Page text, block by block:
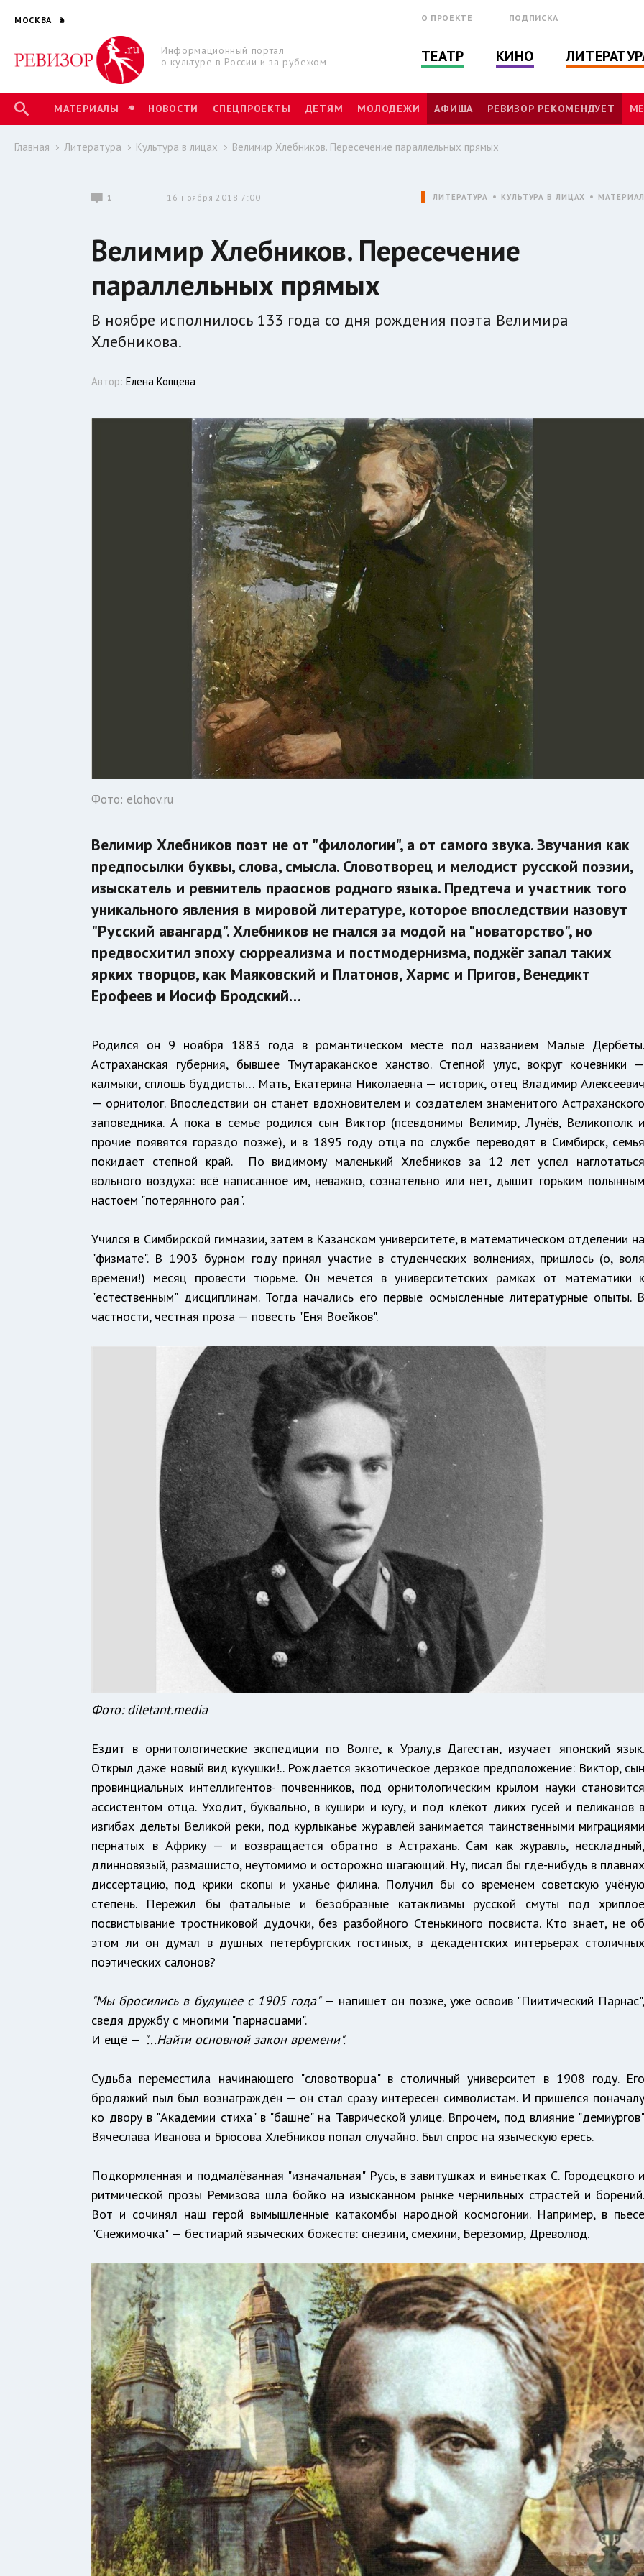
МОСКВА
Информационный портал
о культуре в России и за рубежом
О ПРОЕКТЕ ПОДПИСКА
ТЕАТР КИНО
МАТЕРИАЛЫ НОВОСТИ СПЕЦПРОЕКТЫ ДЕТЯМ МОЛОДЕЖИ АФИША РЕВИЗОР РЕКОМЕНДУЕТ
Главная Литература Культура в лицах Велимир Хлебников. Пересечение параллельных прямых
1 16 ноября 2018 7:00 ЛИТЕРАТУРА КУЛЬТУРА В ЛИЦАХ МАТЕРИАЛ
Велимир Хлебников. Пересечение
параллельных прямых
В ноябре исполнилось 133 года со дня рождения поэта Велимира
Хлебникова.
Автор:Елена Копцева
Фото: elohov.ru
Велимир Хлебников поэт не от "филологии", а от самого звука. Звучания как
предпосылки буквы, слова, смысла. Словотворец и мелодист русской поэзии,
изыскатель и ревнитель праоснов родного языка. Предтеча и участник того
уникального явления в мировой литературе, которое впоследствии назовут
"Русский авангард". Хлебников не гнался за модой на "новаторство", но
предвосхитил эпоху сюрреализма и постмодернизма, поджёг запал таких
ярких творцов, как Маяковский и Платонов, Хармс и Пригов, Венедикт
Ерофеев и Иосиф Бродский…
Родился он 9 ноября 1883 года в романтическом месте под названием Малые Дербеты.
Астраханская губерния, бывшее Тмутараканское ханство. Степной улус, вокруг кочевники —
калмыки, сплошь буддисты… Мать, Екатерина Николаевна — историк, отец Владимир Алексеевич
— орнитолог. Впоследствии он станет вдохновителем и создателем знаменитого Астраханского
заповедника. А пока в семье родился сын Виктор (псевдонимы Велимир, Лунёв, Великополк и
прочие появятся гораздо позже), и в 1895 году отца по службе переводят в Симбирск, семья
покидает степной край. По видимому маленький Хлебников за 12 лет успел наглотаться
вольного воздуха: всё написанное им, неважно, сознательно или нет, дышит горьким полынным
настоем "потерянного рая".
Учился в Симбирской гимназии, затем в Казанском университете, в математическом отделении на
"физмате". В 1903 бурном году принял участие в студенческих волнениях, пришлось (о, воля
времени!) месяц провести тюрьме. Он мечется в университетских рамках от математики к
"естественным" дисциплинам. Тогда начались его первые осмысленные литературные опыты. В
частности, честная проза — повесть "Еня Воейков".
Фото: diletant.media
Ездит в орнитологические экспедиции по Волге, к Уралу,в Дагестан, изучает японский язык.
Открыл даже новый вид кукушки!.. Рождается экзотическое дерзкое предположение: Виктор, сын
провинциальных интеллигентов- почвенников, под орнитологическим крылом науки становится
ассистентом отца. Уходит, буквально, в кушири и кугу, и под клёкот диких гусей и пеликанов в
изгибах дельты Великой реки, под курлыканье журавлей занимается таинственными миграциями
пернатых в Африку — и возвращается обратно в Астрахань. Сам как журавль, нескладный,
длинновязый, размашисто, неутомимо и осторожно шагающий. Ну, писал бы где-нибудь в плавнях
диссертацию, под крики скопы и уханье филина. Получил бы со временем советскую учёную
степень. Пережил бы фатальные и безобразные катаклизмы русской смуты под хриплое
посвистывание тростниковой дудочки, без разбойного Стенькиного посвиста. Кто знает, не об
этом ли он думал в душных петербургских гостиных, в декадентских интерьерах столичных
поэтических салонов?
"Мы бросились в будущее с 1905 года"— напишет он позже, уже освоив "Пиитический Парнас",
сведя дружбу с многими "парнасцами".
И ещё — "...Найти основной закон времени".
Судьба переместила начинающего "словотворца" в столичный университет в 1908 году. Его
бродяжий пыл был вознаграждён — он стал сразу интересен символистам. И пришёлся поначалу
ко двору в "Академии стиха" в "башне" на Таврической улице. Впрочем, под влияние "демиургов"
Вячеслава Иванова и Брюсова Хлебников попал случайно. Был спрос на языческую ересь.
Подкормленная и подмалёванная "изначальная" Русь, в завитушках и виньетках С. Городецкого и
ритмической прозы Ремизова шла бойко на изысканном рынке чернильных страстей и борений.
Вот и сочинял наш герой вымышленные катакомбы народной космогонии. Например, в пьесе
"Снежимочка" — бестиарий языческих божеств: снезини, смехини, Берёзомир, Древолюд.